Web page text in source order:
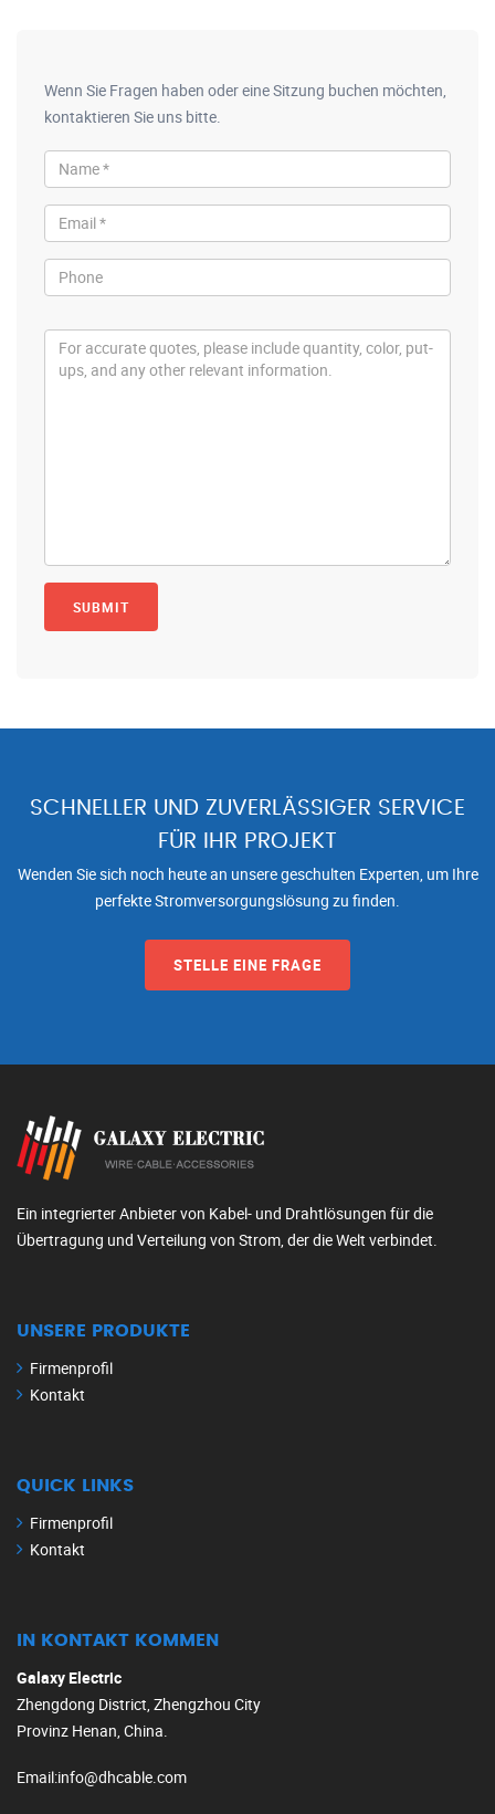
Wenn Sie Fragen haben oder eine Sitzung buchen möchten,
kontaktieren Sie uns bitte.
SCHNELLER UND ZUVERLÄSSIGER SERVICE
FÜR IHR PROJEKT
Wenden Sie sich noch heute an unsere geschulten Experten, um Ihre
perfekte Stromversorgungslösung zu finden.
STELLE EINE FRAGE
Ein integrierter Anbieter von Kabel- und Drahtlösungen für die
Übertragung und Verteilung von Strom, der die Welt verbindet.
UNSERE PRODUKTE
Firmenprofil
Kontakt
QUICK LINKS
Firmenprofil
Kontakt
IN KONTAKT KOMMEN
Galaxy Electric
Zhengdong District, Zhengzhou City
Provinz Henan, China.
Email:info@dhcable.com